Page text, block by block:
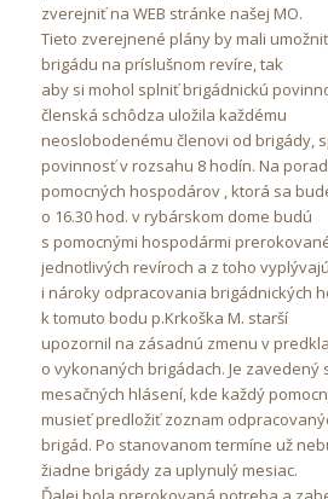
zverejniť na WEB stránke našej MO.
Tieto zverejnené plány by mali
brigádu na príslušnom revíre, tak
aby si mohol splniť brigádnickú
členská schôdza uložila každému
neoslobodenému členovi od brigády,
povinnosť v rozsahu 8 hodín. Na
pomocných hospodárov , ktorá sa
o 16.30 hod. v rybárskom dome budú
s pomocnými hospodármi
jednotlivých revíroch a z toho
i nároky odpracovania brigádnických
k tomuto bodu p.Krkoška M. starší
upozornil na zásadnú zmenu v
o vykonaných brigádach. Je zavedený
mesačných hlásení, kde každý
musieť predložiť zoznam
brigád. Po stanovanom termíne už
žiadne brigády za uplynulý mesiac.